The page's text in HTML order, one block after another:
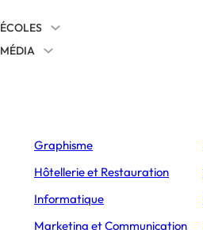
ÉCOLES
MÉDIA
L’Express Éducation
Bachelors
Graphisme
Hôtellerie et Restauration
Informatique
Marketing et Communication